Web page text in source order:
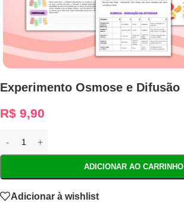
Experimento Osmose e Difusão
R$ 9,90
ADICIONAR AO CARRINHO
Adicionar à wishlist